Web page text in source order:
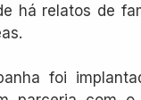
há relatos de
foi